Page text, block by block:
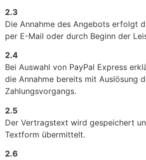
2.3
Die Annahme des Angebots erfolgt
per E-Mail oder durch Beginn der
2.4
Bei Auswahl von PayPal Express
die Annahme bereits mit Auslösung
Zahlungsvorgangs.
2.5
Der Vertragstext wird gespeichert
Textform übermittelt.
2.6